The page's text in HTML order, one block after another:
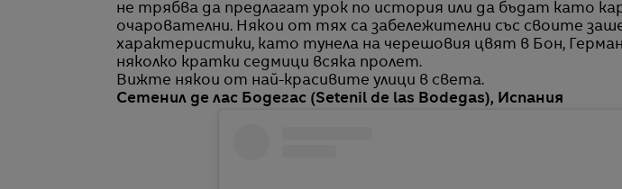
не трябва да предлагат урок по история или да бъдат като
очарователни. Някои от тях са забележителни със своите
характеристики, като тунела на черешовия цвят в Бон,
няколко кратки седмици всяка пролет.
Вижте някои от най-красивите улици в света.
Сетенил де лас Бодегас (Setenil de las Bodegas), Испания